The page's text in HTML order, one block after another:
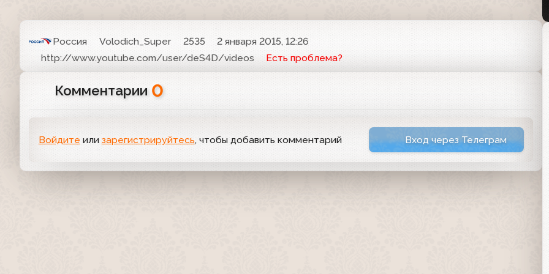
Россия Volodich_Super 2535
2 января 2015, 12:26
http://www.youtube.com/user/deS4D/videos
Есть проблема?
Комментарии 0
Войдите или зарегистрируйтесь, чтобы добавить комментарий Вход через Телеграм